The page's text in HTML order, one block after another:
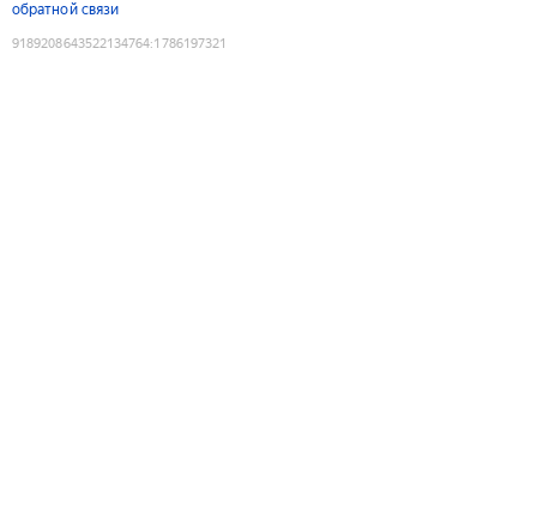
обратной связи
9189208643522134764:1786197321